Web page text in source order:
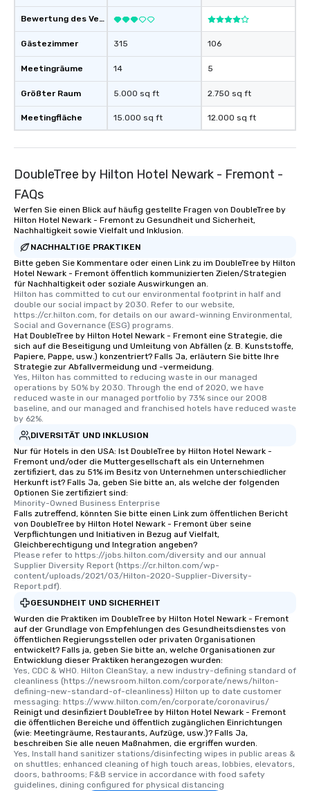
Bewertung des Veranstaltungsortes
Gästezimmer
Meetingräume
Größter Raum
Meetingfläche
315
14
5.000 sq ft
15.000 sq ft
106
5
2.750 sq ft
12.000 sq ft
DoubleTree by Hilton Hotel Newark - Fremont -
FAQs
Werfen Sie einen Blick auf häufig gestellte Fragen von DoubleTree by
Hilton Hotel Newark - Fremont zu Gesundheit und Sicherheit,
Nachhaltigkeit sowie Vielfalt und Inklusion.
NACHHALTIGE PRAKTIKEN
Bitte geben Sie Kommentare oder einen Link zu im DoubleTree by Hilton
Hotel Newark - Fremont öffentlich kommunizierten Zielen/Strategien
für Nachhaltigkeit oder soziale Auswirkungen an.
Hilton has committed to cut our environmental footprint in half and
double our social impact by 2030. Refer to our website,
https://cr.hilton.com, for details on our award-winning Environmental,
Social and Governance (ESG) programs.
Hat DoubleTree by Hilton Hotel Newark - Fremont eine Strategie, die
sich auf die Beseitigung und Umleitung von Abfällen (z. B. Kunststoffe,
Papiere, Pappe, usw.) konzentriert? Falls Ja, erläutern Sie bitte Ihre
Strategie zur Abfallvermeidung und -vermeidung.
Yes, Hilton has committed to reducing waste in our managed
operations by 50% by 2030. Through the end of 2020, we have
reduced waste in our managed portfolio by 73% since our 2008
baseline, and our managed and franchised hotels have reduced waste
by 62%.
DIVERSITÄT UND INKLUSION
Nur für Hotels in den USA: Ist DoubleTree by Hilton Hotel Newark -
Fremont und/oder die Muttergesellschaft als ein Unternehmen
zertifiziert, das zu 51% im Besitz von Unternehmen unterschiedlicher
Herkunft ist? Falls Ja, geben Sie bitte an, als welche der folgenden
Optionen Sie zertifiziert sind:
Minority-Owned Business Enterprise
Falls zutreffend, könnten Sie bitte einen Link zum öffentlichen Bericht
von DoubleTree by Hilton Hotel Newark - Fremont über seine
Verpflichtungen und Initiativen in Bezug auf Vielfalt,
Gleichberechtigung und Integration angeben?
Please refer to https://jobs.hilton.com/diversity and our annual
Supplier Diversity Report (https://cr.hilton.com/wp-
content/uploads/2021/03/Hilton-2020-Supplier-Diversity-
Report.pdf).
GESUNDHEIT UND SICHERHEIT
Wurden die Praktiken im DoubleTree by Hilton Hotel Newark - Fremont
auf der Grundlage von Empfehlungen des Gesundheitsdienstes von
öffentlichen Regierungsstellen oder privaten Organisationen
entwickelt? Falls ja, geben Sie bitte an, welche Organisationen zur
Entwicklung dieser Praktiken herangezogen wurden:
Yes, CDC & WHO. Hilton CleanStay, a new industry-defining standard of
cleanliness (https://newsroom.hilton.com/corporate/news/hilton-
defining-new-standard-of-cleanliness) Hilton up to date customer
messaging: https://www.hilton.com/en/corporate/coronavirus/
Reinigt und desinfiziert DoubleTree by Hilton Hotel Newark - Fremont
die öffentlichen Bereiche und öffentlich zugänglichen Einrichtungen
(wie: Meetingräume, Restaurants, Aufzüge, usw.)? Falls Ja,
beschreiben Sie alle neuen Maßnahmen, die ergriffen wurden.
Yes, Install hand sanitizer stations/disinfecting wipes in public areas &
on shuttles; enhanced cleaning of high touch areas, lobbies, elevators,
doors, bathrooms; F&B service in accordance with food safety
guidelines, dining configured for physical distancing